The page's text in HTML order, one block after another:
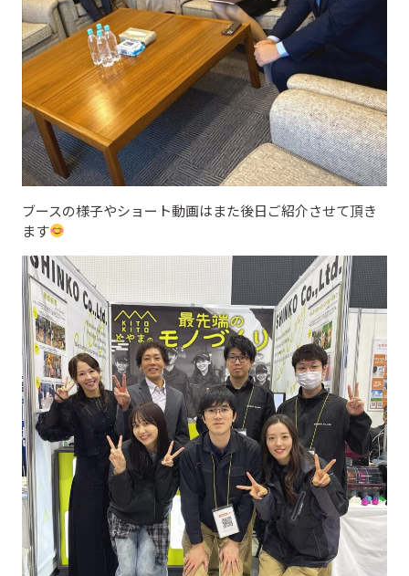
ブースの様子やショート動画はまた後日ご紹介させて頂き
ます